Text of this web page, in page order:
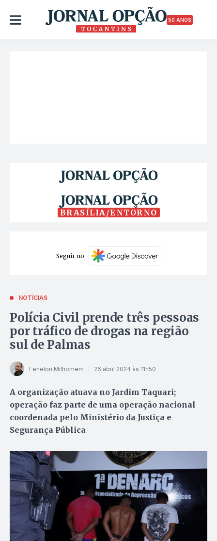
50 ANOS
BRASÍLIA/ENTORNO
Seguir no
NOTÍCIAS
Polícia Civil prende três pessoas
por tráfico de drogas na região
sul de Palmas
Fenelon Milhomem 26 abril 2024 às 11h50
A organização atuava no Jardim Taquari;
operação faz parte de uma operação nacional
coordenada pelo Ministério da Justiça e
Segurança Pública